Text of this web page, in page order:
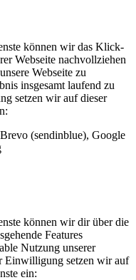
können wir das Klick-
Webseite nachvollziehen
Webseite zu
insgesamt laufend zu
setzen wir auf dieser
(sendinblue), Google
können wir dir über die
Features
Nutzung unserer
Einwilligung setzen wir auf
ein: